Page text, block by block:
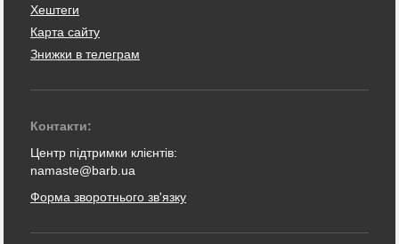
Хештеги
Карта сайту
Знижки в телеграм
Контакти:
Центр підтримки клієнтів:
namaste@barb.ua
Форма зворотнього зв'язку